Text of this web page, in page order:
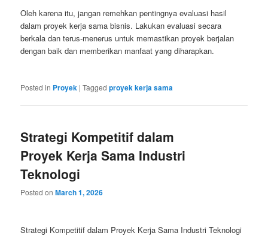
Oleh karena itu, jangan remehkan pentingnya evaluasi hasil
dalam proyek kerja sama bisnis. Lakukan evaluasi secara
berkala dan terus-menerus untuk memastikan proyek berjalan
dengan baik dan memberikan manfaat yang diharapkan.
Posted in Proyek |Tagged proyek kerja sama
Strategi Kompetitif dalam
Proyek Kerja Sama Industri
Teknologi
Posted onMarch 1, 2026
Strategi Kompetitif dalam Proyek Kerja Sama Industri Teknologi